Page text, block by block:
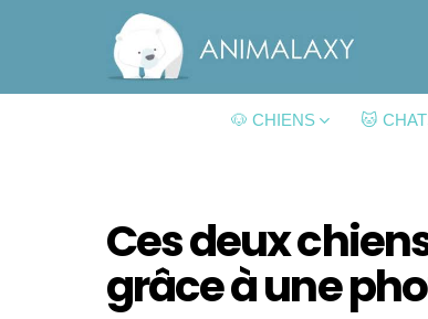
🐶 CHIENS 🐱
Ces deux
grâce à une